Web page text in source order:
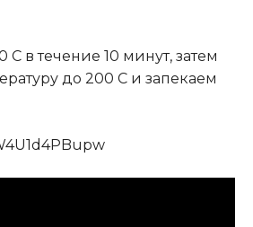
в течение 10 минут, затем
до 200 С и запекаем